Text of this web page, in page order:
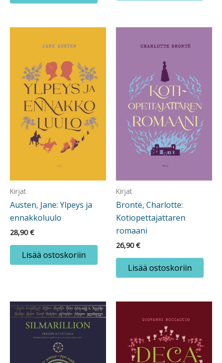
Kirjat
Austen, Jane: Ylpeys ja
ennakkoluulo
28,90€
Lisää ostoskoriin
Kirjat
Brontë, Charlotte:
Kotiopettajattaren
romaani
26,90€
Lisää ostoskoriin